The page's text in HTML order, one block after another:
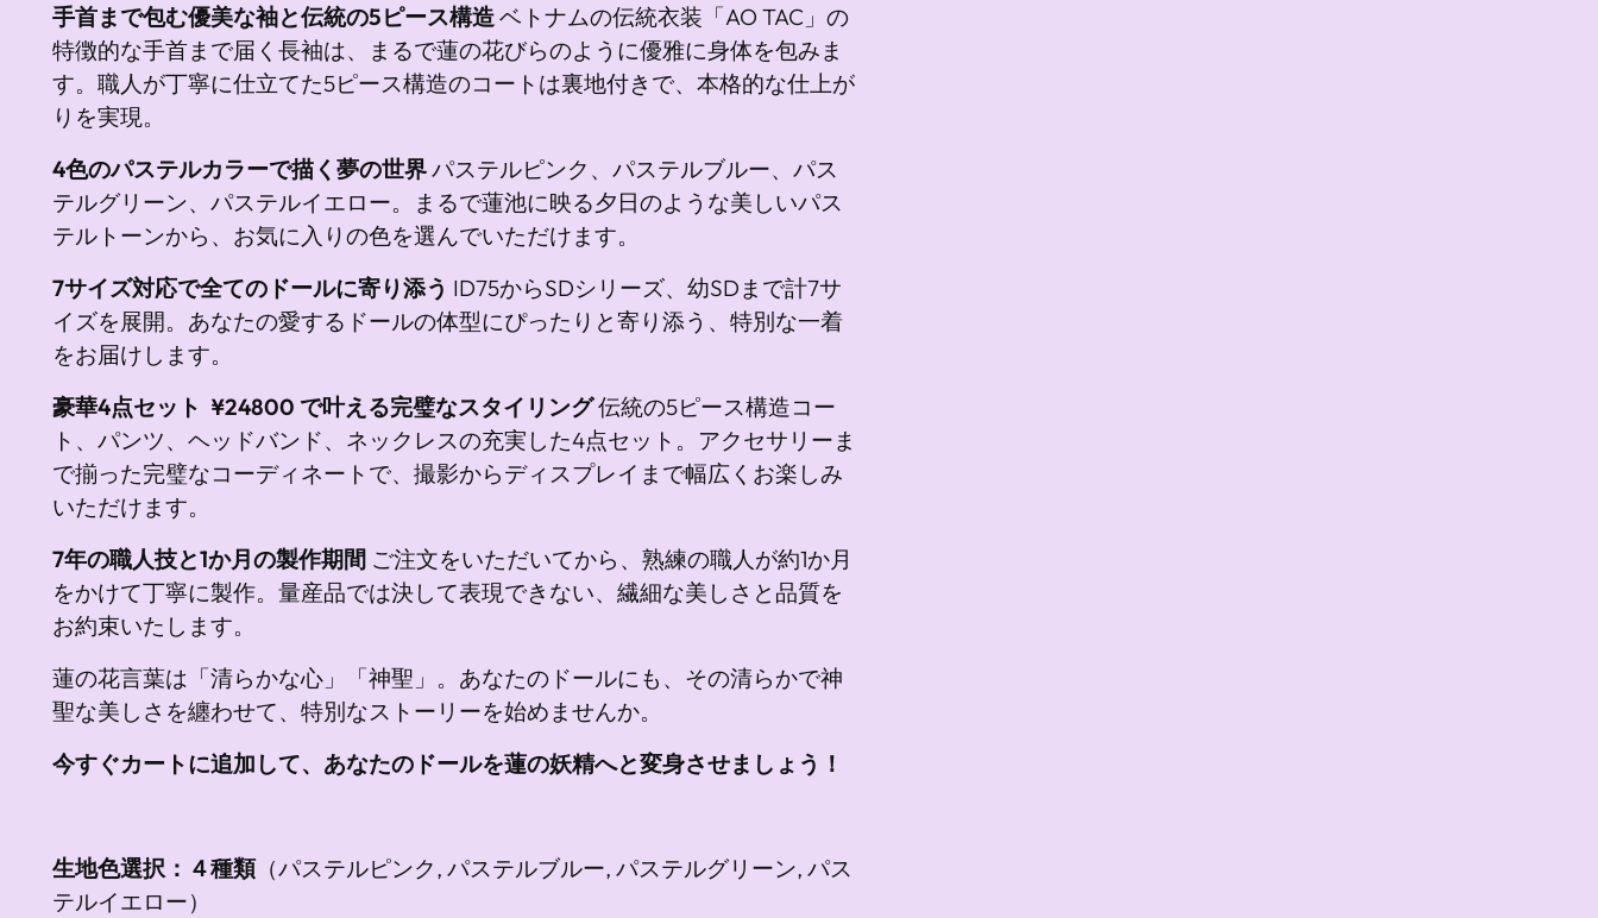
手首まで包む優美な袖と伝統の5ピース構造ベトナムの伝統衣装「AO TAC」の
特徴的な手首まで届く長袖は、まるで蓮の花びらのように優雅に身体を包みま
す。職人が丁寧に仕立てた5ピース構造のコートは裏地付きで、本格的な仕上が
りを実現。
4色のパステルカラーで描く夢の世界パステルピンク、パステルブルー、パス
テルグリーン、パステルイエロー。まるで蓮池に映る夕日のような美しいパス
テルトーンから、お気に入りの色を選んでいただけます。
7サイズ対応で全てのドールに寄り添う ID75からSDシリーズ、幼SDまで計7サ
イズを展開。あなたの愛するドールの体型にぴったりと寄り添う、特別な一着
をお届けします。
豪華4点セット ¥24800 で叶える完璧なスタイリング伝統の5ピース構造コー
ト、パンツ、ヘッドバンド、ネックレスの充実した4点セット。アクセサリーま
で揃った完璧なコーディネートで、撮影からディスプレイまで幅広くお楽しみ
いただけます。
7年の職人技と1か月の製作期間 ご注文をいただいてから、熟練の職人が約1か月
をかけて丁寧に製作。量産品では決して表現できない、繊細な美しさと品質を
お約束いたします。
蓮の花言葉は「清らかな心」「神聖」。あなたのドールにも、その清らかで神
聖な美しさを纏わせて、特別なストーリーを始めませんか。
今すぐカートに追加して、あなたのドールを蓮の妖精へと変身させましょう！
生地色選択：４種類（パステルピンク, パステルブルー, パステルグリーン, パス
テルイエロー）